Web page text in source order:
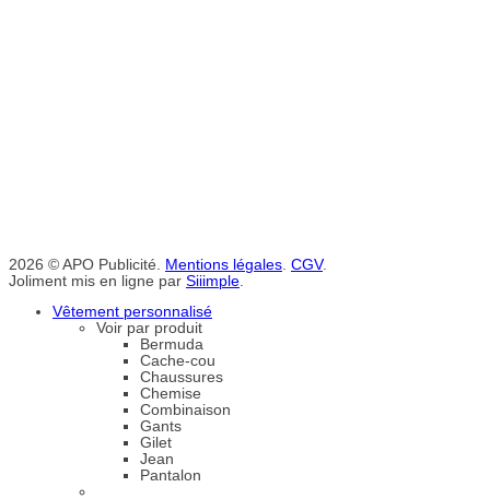
2026 © APO Publicité. Mentions légales CGV.
Joliment mis en ligne par Siiimple
Vêtement personnalisé
Voir par produit
Bermuda
Cache-cou
Chaussures
Chemise
Combinaison
Gants
Gilet
Jean
Pantalon